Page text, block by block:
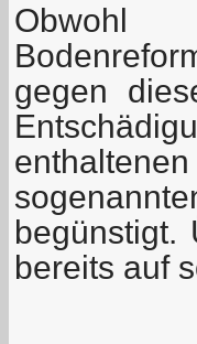
Obwohl
gegen
begünstigt.
bereits auf